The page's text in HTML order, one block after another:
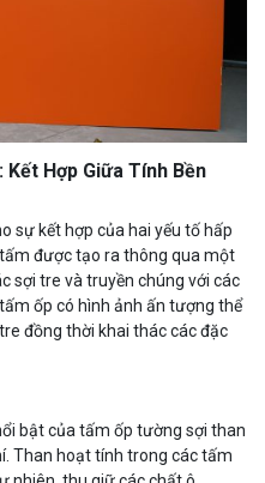
Hợp Giữa Tính Bền
sự kết hợp của hai yếu tố hấp
được tạo ra thông qua một
sợi tre và truyền chúng với các
ốp có hình ảnh ấn tượng thể
đồng thời khai thác các đặc
bật của tấm ốp tường sợi than
Than hoạt tính trong các tấm